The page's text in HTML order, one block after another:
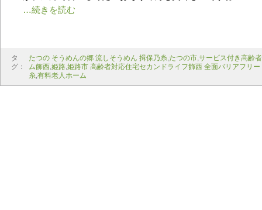
タ
グ：
たつの そうめんの郷 流しそうめん 揖保乃糸,たつの市,サービス付き高齢
ム飾西,姫路,姫路市 高齢者対応住宅セカンドライフ飾西 全面バリアフリ
糸,有料老人ホーム